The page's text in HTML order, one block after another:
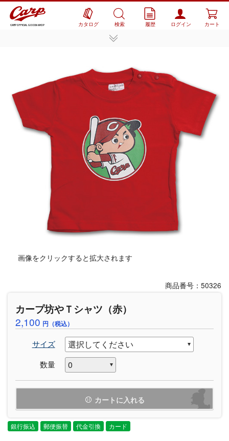
CARP OFFICIAL GOODS SHOP カタログ 検索 履歴 ログイン カート
画像をクリックすると拡大されます
商品番号：50326
カープ坊やＴシャツ（赤）
2,100 円（税込）
サイズ
数量
カートに入れる
銀行振込 郵便振替 代金引換 カード